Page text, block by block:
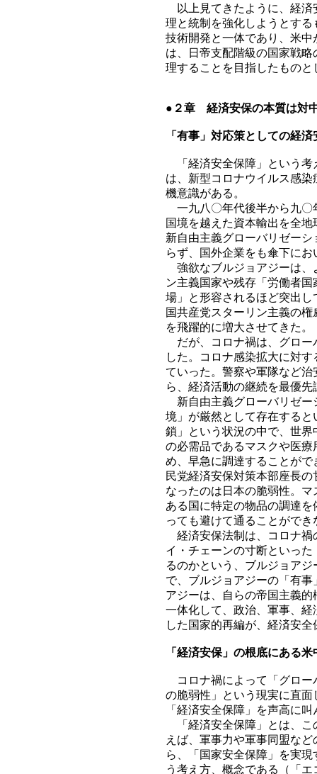
以上見てきたように、経済
理と統制を強化しようとす
技術開発と一体であり、米
は、日帝支配階級の国家戦
理することを目指したものと
●２章 経済安保の本質は対
「有事」対応策としての経済
「経済安全保障」という考
は、新型コロナウイルス感
機意識がある。
一九八〇年代後半から九〇
国境を越えた資本輸出を全
新自由主義グローバリゼー
らず、国外企業をも傘下に
強欲なブルジョアジーは、
ン主義国家や残存「労働者
場」と形容されるほど突出
国共産党スターリン主義の
を飛躍的に増大させてきた。
だが、コロナ禍は、グロー
した。コロナ感染拡大に対
ていった。警察や軍隊など
ら、経済活動の継続を最優
新自由主義グローバリゼー
境」が厳然として存在する
鎖」という状況の中で、世
の必需品であるマスクや医
め、早急に調達することが
民党経済安保対策本部座長
なったのは日本の脆弱性。
ある国に特定の物品の調達
っても避けて通ることがで
経済安保法制は、コロナ禍
イ・チェーンの寸断といっ
るのかという、ブルジョア
で、ブルジョアジーの「有
アジーは、自らの帝国主義
一体化して、政治、軍事、
した国家的再編が、経済安全
「経済安保」の根底にある
コロナ禍によって「グロー
の脆弱性」という現実に直
「経済安全保障」を声高に
「経済安全保障」とは、こ
えば、軍事力や軍事同盟な
ら、「国家安全保障」を実
う考え方、概念である（「